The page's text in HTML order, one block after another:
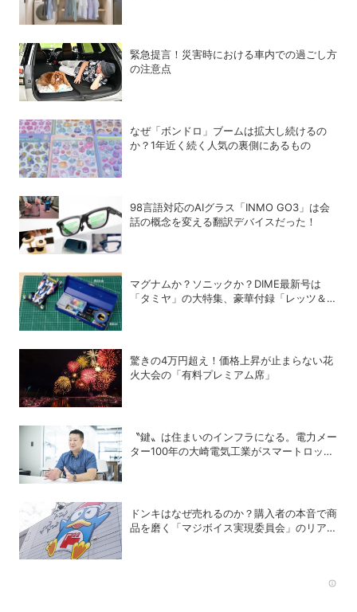
緊急提言！災害時における車内での過ごし方
の注意点
なぜ「ボンドロ」ブームは拡大し続けるの
か？1年近く続く人気の裏側にあるもの
98言語対応のAIグラス「INMO GO3」は会
話の概念を変える翻訳デバイスだった！
マグナムか？ソニックか？DIME最新号は
「タミヤ」の大特集、豪華付録「レッツ＆ゴ
驚きの4万円超え！価格上昇が止まらない花
火大会の「有料プレミアム席」
〝鍵〟は住まいのインフラになる。電力メー
ター100年の大崎電気工業がスマートロック
ドンキはなぜ売れるのか？購入者の本音で商
品を磨く「マジボイス実現委員会」のリアル